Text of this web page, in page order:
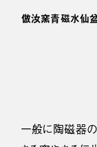
倣汝窯青磁水仙
一般に陶磁器の